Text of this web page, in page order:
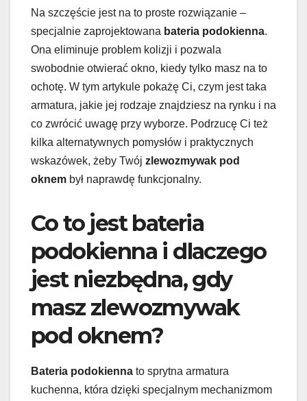
Na szczęście jest na to proste rozwiązanie –
specjalnie zaprojektowana bateria podokienna.
Ona eliminuje problem kolizji i pozwala
swobodnie otwierać okno, kiedy tylko masz na to
ochotę. W tym artykule pokażę Ci, czym jest taka
armatura, jakie jej rodzaje znajdziesz na rynku i na
co zwrócić uwagę przy wyborze. Podrzucę Ci też
kilka alternatywnych pomysłów i praktycznych
wskazówek, żeby Twój zlewozmywak pod
oknem był naprawdę funkcjonalny.
Co to jest bateria
podokienna i dlaczego
jest niezbędna, gdy
masz zlewozmywak
pod oknem?
Bateria podokienna to sprytna armatura
kuchenna, która dzięki specjalnym mechanizmom